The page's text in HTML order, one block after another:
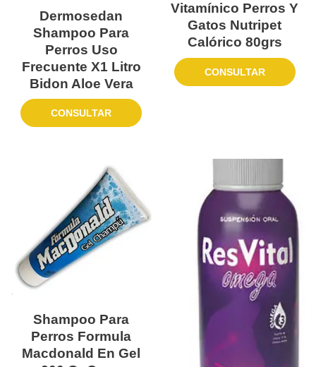
Dermosedan
Shampoo Para
Perros Uso
Frecuente X1 Litro
Bidon Aloe Vera
CONSULTAR
Vitamínico Perros Y
Gatos Nutripet
Calórico 80grs
CONSULTAR
Shampoo Para
Perros Formula
Macdonald En Gel